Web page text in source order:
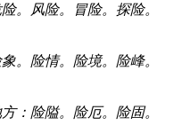
。风险。冒险。探险。
。险情。险境。险峰。
：险隘。险厄。险固。